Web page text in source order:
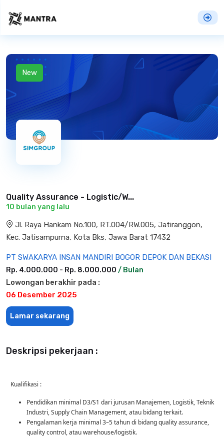
New
Quality Assurance - Logistic/W...
10 bulan yang lalu
Jl. Raya Hankam No.100, RT.004/RW.005, Jatiranggon,
Kec. Jatisampurna, Kota Bks, Jawa Barat 17432
PT SWAKARYA INSAN MANDIRI BOGOR DEPOK DAN BEKASI
Rp. 4.000.000 - Rp. 8.000.000 / Bulan
Lowongan berakhir pada :
06 Desember 2025
Lamar sekarang
Deskripsi pekerjaan :
Kualifikasi :
Pendidikan minimal D3/S1 dari jurusan Manajemen, Logistik, Teknik
Industri, Supply Chain Management, atau bidang terkait.
Pengalaman kerja minimal 3–5 tahun di bidang quality assurance,
quality control, atau warehouse/logistik.